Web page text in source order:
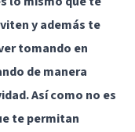
y además te
tomando en
de manera
Así como no es
te permitan